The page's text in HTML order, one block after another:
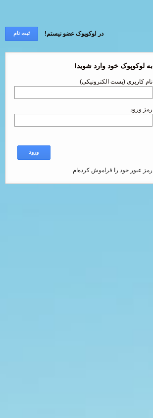
ثبت نام در لوکوپوک عضو نیستم!
به لوکوپوک خود وارد شوید!
نام کاربری (پست الکترونیکی)
رمز ورود
ورود
رمز عبور خود را فراموش کرده‌ام